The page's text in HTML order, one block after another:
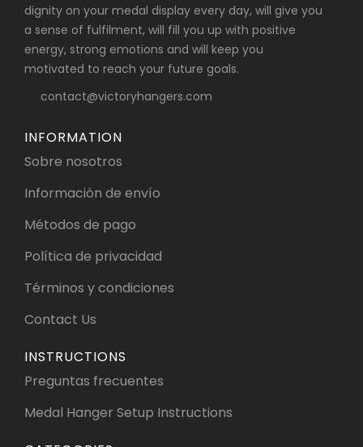
dignity on your medal display every day, will give you
a sense of fulfilment, will fill you up with positive
energy, strong emotions and will keep you
motivated to reach your future goals.
contact@victoryhangers.com
INFORMATION
Sobre nosotros
Información de envío
Métodos de pago
Política de privacidad
Términos y condiciones
Contact Us
INSTRUCTIONS
Preguntas frecuentes
Medal Hanger Setup Instructions